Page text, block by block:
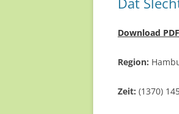
Download PDF
Region:
Zeit: (1370)